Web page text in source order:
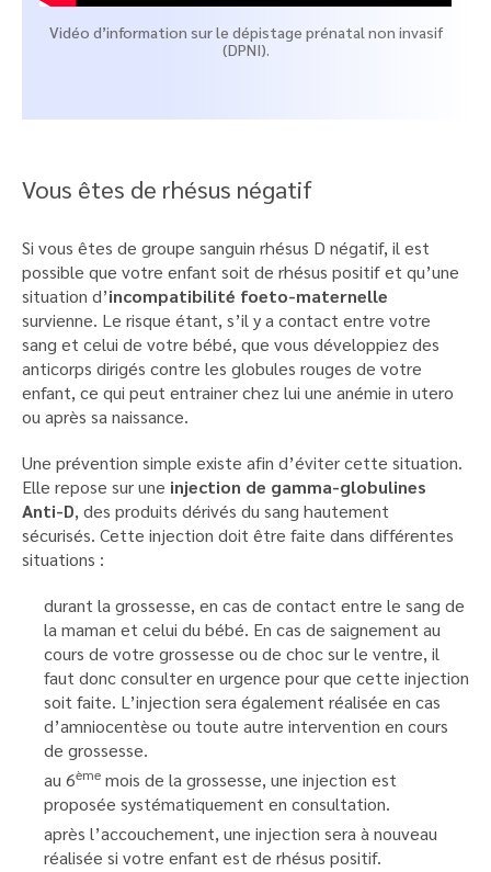
Vidéo d’information sur le dépistage prénatal non invasif
(DPNI).
Vous êtes de rhésus négatif
Si vous êtes de groupe sanguin rhésus D négatif, il est
possible que votre enfant soit de rhésus positif et qu’une
situation d’incompatibilité foeto-maternelle
survienne. Le risque étant, s’il y a contact entre votre
sang et celui de votre bébé, que vous développiez des
anticorps dirigés contre les globules rouges de votre
enfant, ce qui peut entrainer chez lui une anémie in utero
ou après sa naissance.
Une prévention simple existe afin d’éviter cette situation.
Elle repose sur une injection de gamma-globulines
Anti-D, des produits dérivés du sang hautement
sécurisés. Cette injection doit être faite dans différentes
situations :
durant la grossesse, en cas de contact entre le sang de
la maman et celui du bébé. En cas de saignement au
cours de votre grossesse ou de choc sur le ventre, il
faut donc consulter en urgence pour que cette injection
soit faite. L’injection sera également réalisée en cas
d’amniocentèse ou toute autre intervention en cours
de grossesse.
au 6ème mois de la grossesse, une injection est
proposée systématiquement en consultation.
après l’accouchement, une injection sera à nouveau
réalisée si votre enfant est de rhésus positif.